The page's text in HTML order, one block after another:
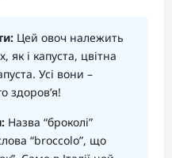
Цей овоч належить
як і капуста, цвітна
Усі вони –
здоров’я!
Назва “броколі”
“broccolo”, що